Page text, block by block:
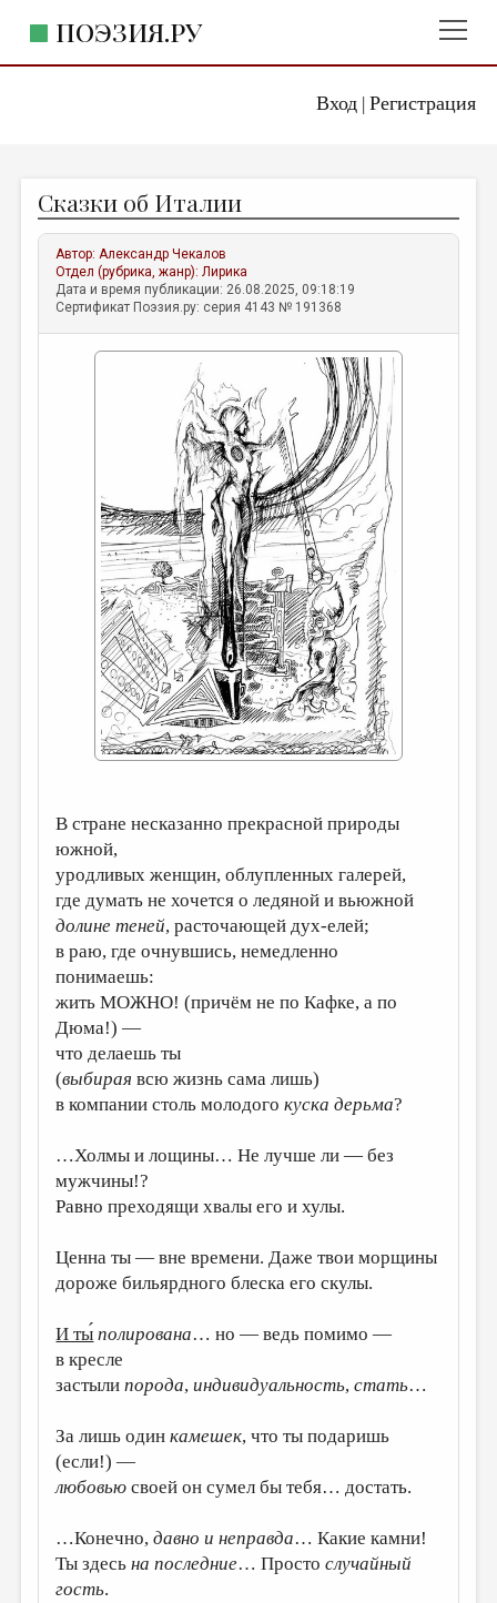
Вход| Регистрация
ПОЭЗИЯ.РУ
ЖАНРЫ
АВТОРЫ
КОММЕНТАРИИ
ЛИТСАЛОН
ИЗБРАННОЕ
ДАЙДЖЕСТ
ПРОИЗВЕДЕНИЯ
ПЕРЕВОДЫ
КОНКУРСЫ
ДЕТСКАЯ КОМНАТА
КНИЖНАЯ ПОЛКА
ОБЗОР ЛИТЕРАТУРЫ
ОБЪЯВЛЕНИЯ
КОЛОНКА РЕДАКТОРА
РЕДКОЛЛЕГИЯ
ОТ РЕДАКЦИИ
МАЛАЯ ПРОЗА
ЭССЕИСТИКА
ЛИТЕРАТУРОВЕДЕНИЕ
КУЛЬТУРОВЕДЕНИЕ
ПУБЛИЦИСТИКА
РЕЦЕНЗИРОВАНИЕ
ТРЕДИАКОВСКИЙ
Сказки об Италии
Автор:Александр Чекалов
Отдел (рубрика, жанр):Лирика
Дата и время публикации: 26.08.2025, 09:18:19
Сертификат Поэзия.ру: серия 4143 № 191368
В стране несказанно прекрасной природы
южной,
уродливых женщин, облупленных галерей,
где думать не хочется о ледяной и вьюжной
долине теней, расточающей дух-елей;
в раю, где очнувшись, немедленно
понимаешь:
жить МОЖНО! (причём не по Кафке, а по
Дюма!) —
что делаешь ты
(выбирая всю жизнь сама лишь)
в компании столь молодогокуска дерьма?
…Холмы и лощины… Не лучше ли — без
мужчины!?
Равно преходящи хвалы его и хулы.
Ценна ты — вне времени. Даже твои морщины
дороже бильярдного блеска его скулы.
И ты́ полирована… но — ведь помимо —
в кресле
застылипорода,индивидуальность,стать…
За лишь одинкамешек, что ты подаришь
(если!) —
любовью своей он сумел бы тебя… достать.
…Конечно,давно и неправда… Какие камни!
Ты здесьна последние… Простослучайный
гость.